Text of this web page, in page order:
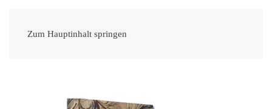
Zum Hauptinhalt springen